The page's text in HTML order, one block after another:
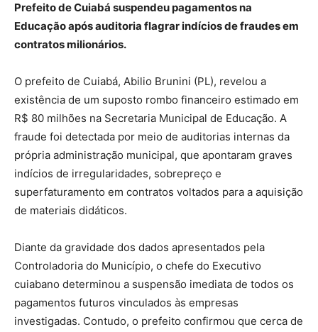
Prefeito de Cuiabá suspendeu pagamentos na
Educação após auditoria flagrar indícios de fraudes em
contratos milionários.
O prefeito de Cuiabá, Abilio Brunini (PL), revelou a
existência de um suposto rombo financeiro estimado em
R$ 80 milhões na Secretaria Municipal de Educação. A
fraude foi detectada por meio de auditorias internas da
própria administração municipal, que apontaram graves
indícios de irregularidades, sobrepreço e
superfaturamento em contratos voltados para a aquisição
de materiais didáticos.
Diante da gravidade dos dados apresentados pela
Controladoria do Município, o chefe do Executivo
cuiabano determinou a suspensão imediata de todos os
pagamentos futuros vinculados às empresas
investigadas. Contudo, o prefeito confirmou que cerca de